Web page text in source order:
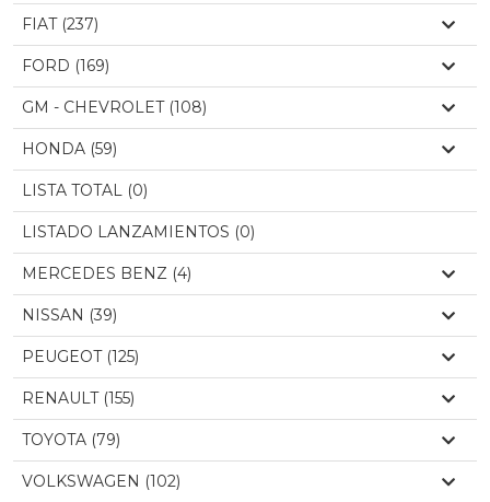
FIAT (237)
FORD (169)
GM - CHEVROLET (108)
HONDA (59)
LISTA TOTAL (0)
LISTADO LANZAMIENTOS (0)
MERCEDES BENZ (4)
NISSAN (39)
PEUGEOT (125)
RENAULT (155)
TOYOTA (79)
VOLKSWAGEN (102)